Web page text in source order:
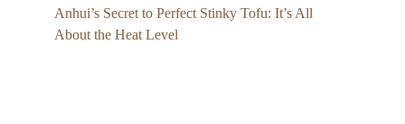
Anhui’s Secret to Perfect Stinky Tofu: It’s All
About the Heat Level